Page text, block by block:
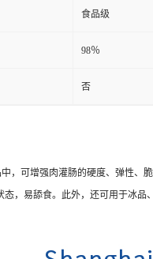
食品级
98％
否
，可增强肉灌肠的硬度、弹性
，易舔食。此外，还可用于冰